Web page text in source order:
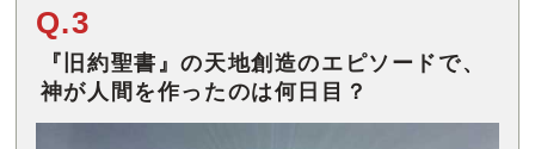
Q.3
『旧約聖書』の天地創造のエピソードで、
神が人間を作ったのは何日目？